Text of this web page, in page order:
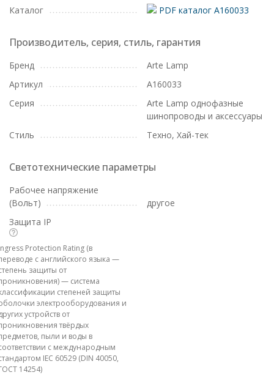
Каталог
PDF каталог A160033
Производитель, серия, стиль, гарантия
Бренд
Arte Lamp
Артикул
A160033
Серия
Arte Lamp однофазные
шинопроводы и аксессуары
Стиль
Техно, Хай-тек
Светотехнические параметры
Рабочее напряжение
(Вольт)
другое
Защита IP
Protection Rating (в
с английского языка —
защиты от
— система
степеней защиты
электрооборудования и
устройств от
твёрдых
пыли и воды в
с международным
IEC 60529 (DIN 40050,
14254)